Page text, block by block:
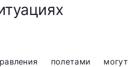
полетами могут